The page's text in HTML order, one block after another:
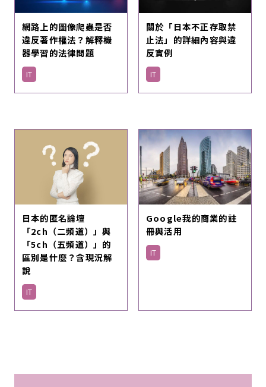
網路上的圖像爬蟲是否
違反著作權法？解釋機
器學習的法律問題
IT
關於「日本不正存取禁
止法」的詳細內容與違
反實例
IT
日本的匿名論壇
「2ch（二頻道）」與
「5ch（五頻道）」的
區別是什麼？含現況解
說
IT
Google我的商業的註
冊與活用
IT